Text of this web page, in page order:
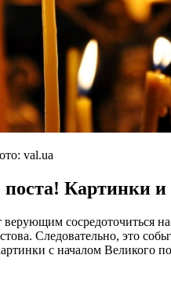
val.ua
поста! Картинки
сосредоточиться
Следовательно, это
с началом Великого